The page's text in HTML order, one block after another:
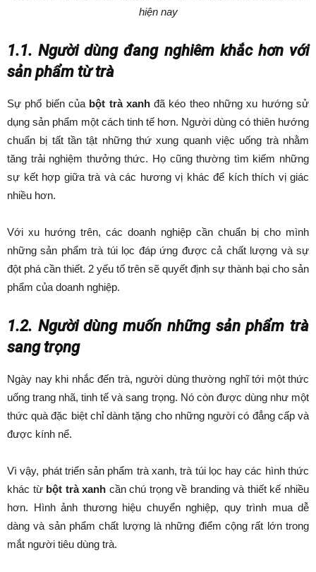
hiện nay
1.1. Người dùng đang nghiêm khắc hơn với
sản phẩm từ trà
Sự phổ biến của bột trà xanhđã kéo theo những xu hướng sử
dụng sản phẩm một cách tinh tế hơn. Người dùng có thiên hướng
chuẩn bị tất tần tật những thứ xung quanh việc uống trà nhằm
tăng trải nghiệm thưởng thức. Họ cũng thường tìm kiếm những
sự kết hợp giữa trà và các hương vị khác để kích thích vị giác
nhiều hơn.
Với xu hướng trên, các doanh nghiệp cần chuẩn bị cho mình
những sản phẩm trà túi lọc đáp ứng được cả chất lượng và sự
đột phá cần thiết. 2 yếu tố trên sẽ quyết định sự thành bại cho sản
phẩm của doanh nghiệp.
1.2. Người dùng muốn những sản phẩm trà
sang trọng
Ngày nay khi nhắc đến trà, người dùng thường nghĩ tới một thức
uống trang nhã, tinh tế và sang trọng. Nó còn được dùng như một
thức quà đặc biệt chỉ dành tặng cho những người có đẳng cấp và
được kính nể.
Vì vậy, phát triển sản phẩm trà xanh, trà túi lọc hay các hình thức
khác từ bột trà xanh cần chú trọng về branding và thiết kế nhiều
hơn. Hình ảnh thương hiệu chuyển nghiệp, quy trình mua dễ
dàng và sản phẩm chất lượng là những điểm cộng rất lớn trong
mắt người tiêu dùng trà.